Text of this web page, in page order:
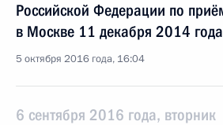
Российской Федерации по
в Москве 11 декабря 2014 года
5 октября 2016 года, 16:04
6 сентября 2016 года, вторник